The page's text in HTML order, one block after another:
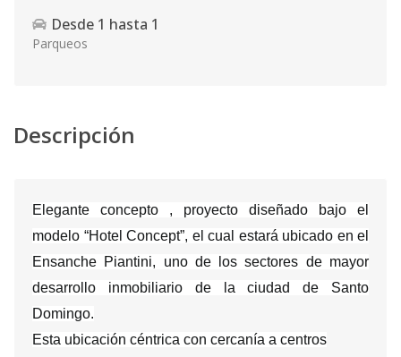
Desde 1 hasta 1
Parqueos
Descripción
Elegante concepto , proyecto diseñado bajo el
modelo “Hotel Concept”, el cual estará ubicado en el
Ensanche Piantini, uno de los sectores de mayor
desarrollo inmobiliario de la ciudad de Santo
Domingo.
Esta ubicación céntrica con cercanía a centros